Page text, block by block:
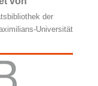
der
Universität